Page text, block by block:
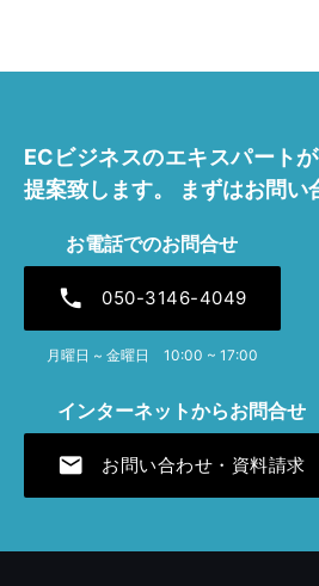
2025年7月 [1]
2024年12月 [1]
2024年7月 [1]
2023年12月 [1]
2023年7月 [1]
ECビジネスのエキスパートが
提案致します。
まずはお問い
お電話でのお問合せ
phone 050-3146-4049
月曜日 ~ 金曜日 10:00 ~ 17:00
インターネットからお問合せ
mail お問い合わせ・資料請求